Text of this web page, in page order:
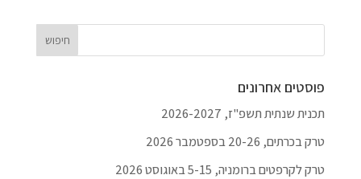
פוסטים אחרונים
תכנית שנתית תשפ"ז, 2026-2027
טרק בכרתים, 20-26 בספטמבר 2026
טרק לקרפטים ברומניה, 5-15 באוגוסט 2026